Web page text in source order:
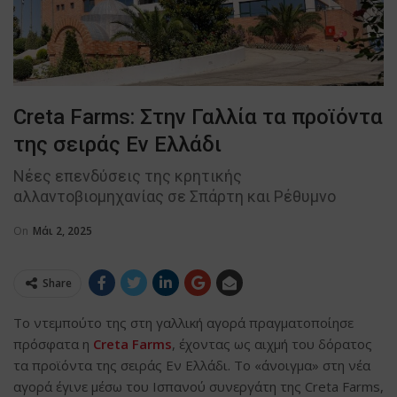
Creta Farms: Στην Γαλλία τα προϊόντα
της σειράς Εν Ελλάδι
Νέες επενδύσεις της κρητικής
αλλαντοβιομηχανίας σε Σπάρτη και Ρέθυμνο
On Μάι 2, 2025
Share
Το ντεμπούτο της στη γαλλική αγορά πραγματοποίησε
πρόσφατα η Creta Farms, έχοντας ως αιχμή του δόρατος
τα προϊόντα της σειράς Εν Ελλάδι. Το «άνοιγμα» στη νέα
αγορά έγινε μέσω του Ισπανού συνεργάτη της Creta Farms,